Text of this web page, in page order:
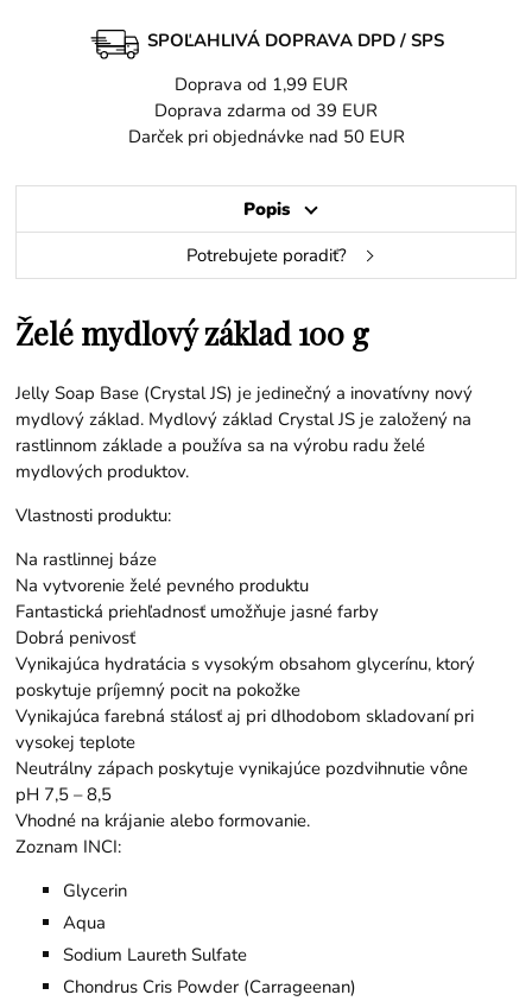
SPOĽAHLIVÁ DOPRAVA DPD / SPS
Doprava od 1,99 EUR
Doprava zdarma od 39 EUR
Darček pri objednávke nad 50 EUR
Popis
Potrebujete poradiť?
Želé mydlový základ 100 g
Jelly Soap Base (Crystal JS) je jedinečný a inovatívny nový
mydlový základ. Mydlový základ Crystal JS je založený na
rastlinnom základe a používa sa na výrobu radu želé
mydlových produktov.
Vlastnosti produktu:
Na rastlinnej báze
Na vytvorenie želé pevného produktu
Fantastická priehľadnosť umožňuje jasné farby
Dobrá penivosť
Vynikajúca hydratácia s vysokým obsahom glycerínu, ktorý
poskytuje príjemný pocit na pokožke
Vynikajúca farebná stálosť aj pri dlhodobom skladovaní pri
vysokej teplote
Neutrálny zápach poskytuje vynikajúce pozdvihnutie vône
pH 7,5 – 8,5
Vhodné na krájanie alebo formovanie.
Zoznam INCI:
Glycerin
Aqua
Sodium Laureth Sulfate
Chondrus Cris Powder (Carrageenan)